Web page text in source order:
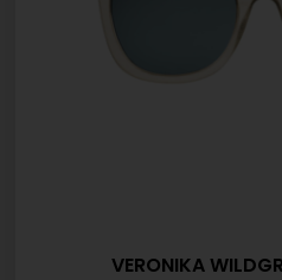
VERONIKA